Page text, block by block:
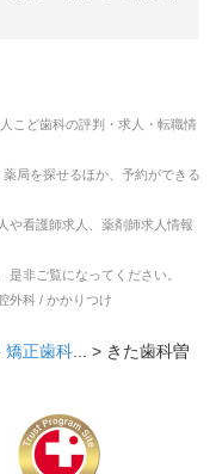
こど歯科の評判・求人・転職情
局を探せるほか、予約ができる
や看護師求人、薬剤師求人情報
非ご覧になってください。
外科 / かかりつけ
矯正歯科... > きた歯科曽